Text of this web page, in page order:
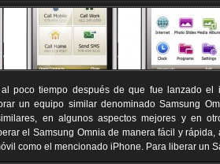
poco tiempo después de que fue lanzado el
un equipo similar denominado Samsung
en algunos aspectos mejores y en
el Samsung Omnia de manera fácil y
como el mencionado iPhone. Para liberar un